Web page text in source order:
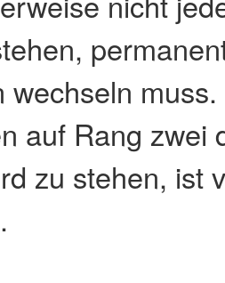
wechseln
auf Rang zwei
zu stehen, ist